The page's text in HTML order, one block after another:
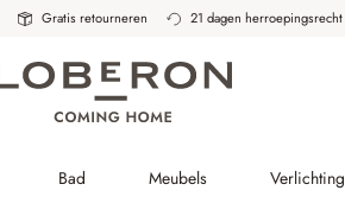
Gratis retourneren 21 dagen herroepingsrecht
Bad Meubels Verlichting